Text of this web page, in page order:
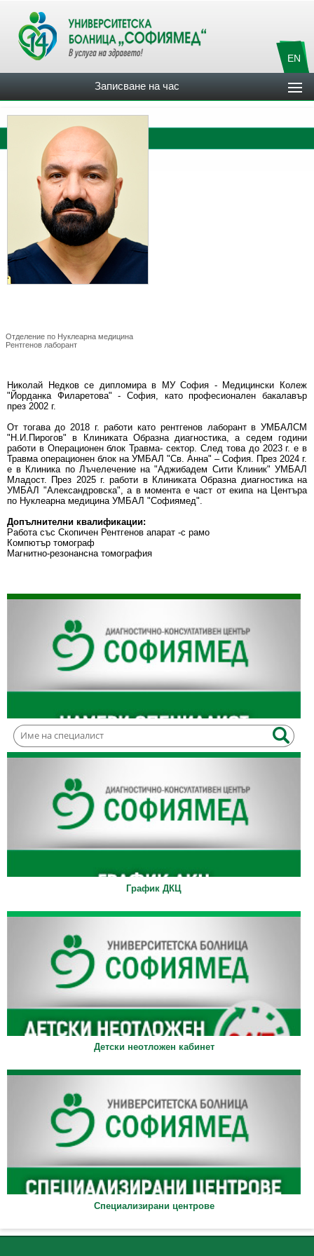
EN
Записване на час
Отделение по Нуклеарна медицина
Рентгенов лаборант
Николай Недков се дипломира в МУ София - Медицински Колеж
"Йорданка Филаретова" - София, като професионален бакалавър
през 2002 г.
От тогава до 2018 г. работи като рентгенов лаборант в УМБАЛСМ
"Н.И.Пирогов" в Клиниката Образна диагностика, а седем години
работи в Операционен блок Травма- сектор. След това до 2023 г. е в
Травма операционен блок на УМБАЛ "Св. Анна" – София. През 2024 г.
е в Клиника по Лъчелечение на "Аджибадем Сити Клиник" УМБАЛ
Младост. През 2025 г. работи в Клиниката Образна диагностика на
УМБАЛ "Александровска", а в момента е част от екипа на Центъра
по Нуклеарна медицина УМБАЛ "Софиямед".
Допълнителни квалификации:
Работа със Скопичен Рентгенов апарат -с рамо
Компютър томограф
Магнитно-резонансна томография
График ДКЦ
Детски неотложен кабинет
Специализирани центрове